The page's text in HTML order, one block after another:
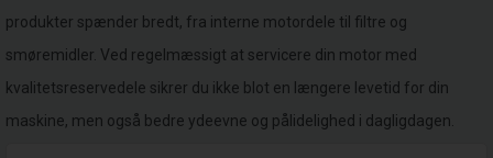
produkter spænder bredt, fra interne motordele til filtre og
smøremidler. Ved regelmæssigt at servicere din motor med
kvalitetsreservedele sikrer du ikke blot en længere levetid for din
maskine, men også bedre ydeevne og pålidelighed i dagligdagen.